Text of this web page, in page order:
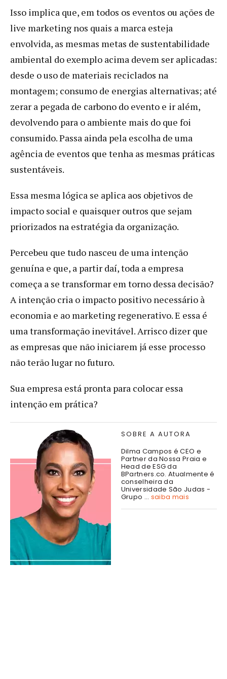
Isso implica que, em todos os eventos ou ações de
live marketing nos quais a marca esteja
envolvida, as mesmas metas de sustentabilidade
ambiental do exemplo acima devem ser aplicadas:
desde o uso de materiais reciclados na
montagem; consumo de energias alternativas; até
zerar a pegada de carbono do evento e ir além,
devolvendo para o ambiente mais do que foi
consumido. Passa ainda pela escolha de uma
agência de eventos que tenha as mesmas práticas
sustentáveis.
Essa mesma lógica se aplica aos objetivos de
impacto social e quaisquer outros que sejam
priorizados na estratégia da organização.
Percebeu que tudo nasceu de uma intenção
genuína e que, a partir daí, toda a empresa
começa a se transformar em torno dessa decisão?
A intenção cria o impacto positivo necessário à
economia e ao marketing regenerativo. E essa é
uma transformação inevitável. Arrisco dizer que
as empresas que não iniciarem já esse processo
não terão lugar no futuro.
Sua empresa está pronta para colocar essa
intenção em prática?
SOBRE A AUTORA
Dilma Campos é CEO e
Partner da Nossa Praia e
Head de ESG da
BPartners.co. Atualmente é
conselheira da
Universidade São Judas -
Grupo ... saiba mais